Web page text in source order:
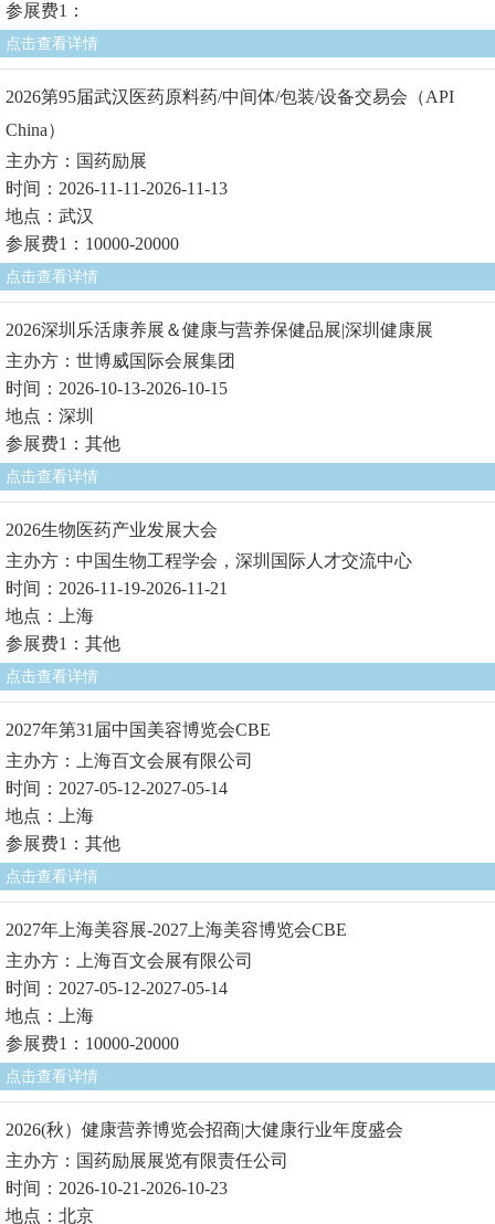
参展费1：
点击查看详情
2026第95届武汉医药原料药/中间体/包装/设备交易会（API
China）
主办方：国药励展
时间：2026-11-11-2026-11-13
地点：武汉
参展费1：10000-20000
点击查看详情
2026深圳乐活康养展＆健康与营养保健品展|深圳健康展
主办方：世博威国际会展集团
时间：2026-10-13-2026-10-15
地点：深圳
参展费1：其他
点击查看详情
2026生物医药产业发展大会
主办方：中国生物工程学会，深圳国际人才交流中心
时间：2026-11-19-2026-11-21
地点：上海
参展费1：其他
点击查看详情
2027年第31届中国美容博览会CBE
主办方：上海百文会展有限公司
时间：2027-05-12-2027-05-14
地点：上海
参展费1：其他
点击查看详情
2027年上海美容展-2027上海美容博览会CBE
主办方：上海百文会展有限公司
时间：2027-05-12-2027-05-14
地点：上海
参展费1：10000-20000
点击查看详情
2026(秋）健康营养博览会招商|大健康行业年度盛会
主办方：国药励展展览有限责任公司
时间：2026-10-21-2026-10-23
地点：北京